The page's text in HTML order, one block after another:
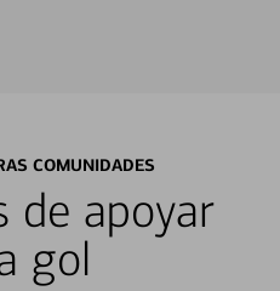
COMUNIDADES
de apoyar
gol